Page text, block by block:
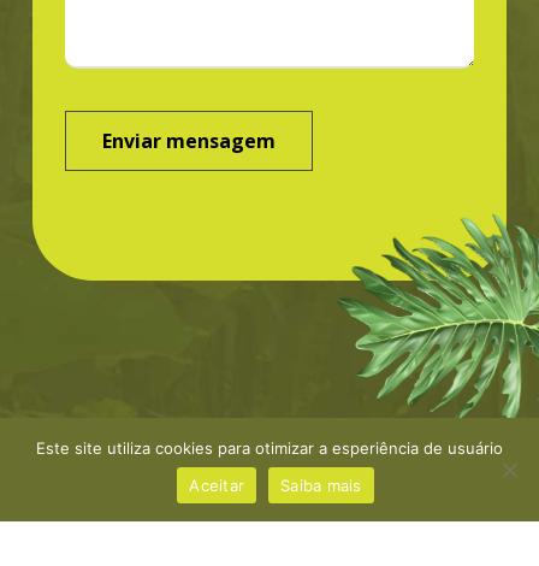
©Greenbond | site porNaçãoDesign |Política de
privacidade
Este site utiliza cookies para otimizar a esperiência de usuário
Aceitar
Saiba mais